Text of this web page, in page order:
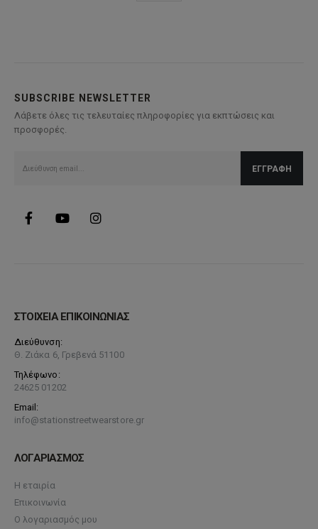
να
SUBSCRIBE NEWSLETTER
Λάβετε όλες τις τελευταίες πληροφορίες για εκπτώσεις και
προσφορές.
ΣΤΟΙΧΕΙΑ ΕΠΙΚΟΙΝΩΝΙΑΣ
Διεύθυνση:
Θ. Ζιάκα 6, Γρεβενά 51100
Τηλέφωνο:
24625 01202
Email:
info@stationstreetwearstore.gr
ΛΟΓΑΡΙΑΣΜΟΣ
Η εταιρία
Επικοινωνία
Ο λογαριασμός μου